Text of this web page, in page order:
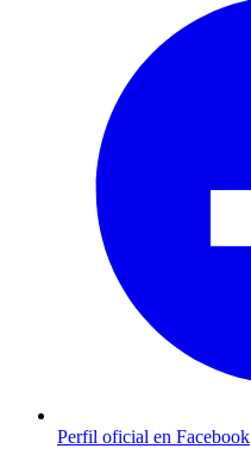
Perfil oficial en Facebook